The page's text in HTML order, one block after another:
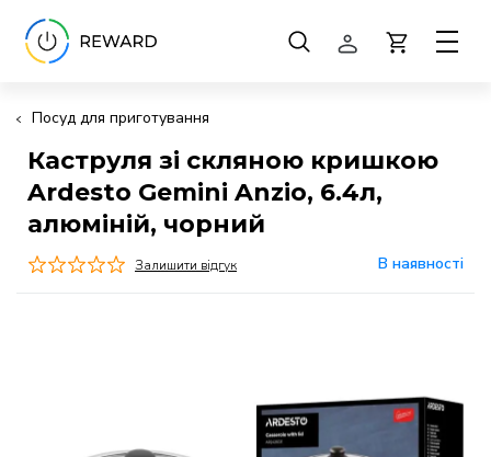
Посуд для приготування
Каструля зі скляною кришкою
Ardesto Gemini Anzio, 6.4л,
алюміній, чорний
Залишити відгук В наявності